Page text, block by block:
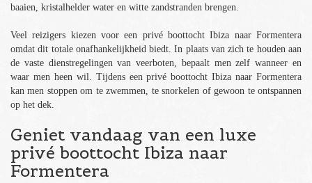
baaien, kristalhelder water en witte zandstranden brengen.
Veel reizigers kiezen voor een privé boottocht Ibiza naar Formentera
omdat dit totale onafhankelijkheid biedt. In plaats van zich te houden aan
de vaste dienstregelingen van veerboten, bepaalt men zelf wanneer en
waar men heen wil. Tijdens een privé boottocht Ibiza naar Formentera
kan men stoppen om te zwemmen, te snorkelen of gewoon te ontspannen
op het dek.
Geniet vandaag van een luxe
privé boottocht Ibiza naar
Formentera